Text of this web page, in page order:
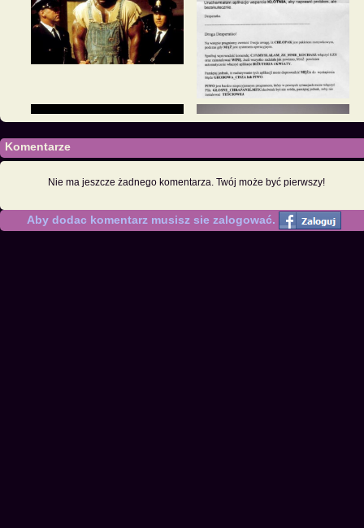
Komentarze
Nie ma jeszcze żadnego komentarza. Twój może być pierwszy!
Aby dodac komentarz musisz sie zalogować.